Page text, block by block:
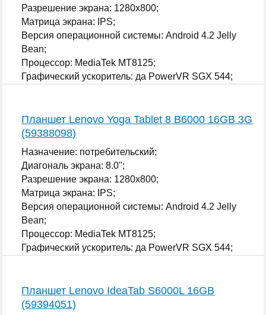
Разрешение экрана: 1280x800;
Матрица экрана: IPS;
Версия операционной системы: Android 4.2 Jelly
Bean;
Процессор: MediaTek MT8125;
Графический ускоритель: да PowerVR SGX 544;
Планшет Lenovo Yoga Tablet 8 B6000 16GB 3G
(59388098)
Назначение: потребительский;
Диагональ экрана: 8.0";
Разрешение экрана: 1280x800;
Матрица экрана: IPS;
Версия операционной системы: Android 4.2 Jelly
Bean;
Процессор: MediaTek MT8125;
Графический ускоритель: да PowerVR SGX 544;
Планшет Lenovo IdeaTab S6000L 16GB
(59394051)